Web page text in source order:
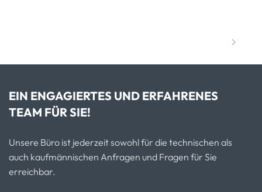
EIN ENGAGIERTES UND ERFAHRENES
TEAM FÜR SIE!
Unsere Büro ist jederzeit sowohl für die technischen als
auch kaufmännischen Anfragen und Fragen für Sie
erreichbar.